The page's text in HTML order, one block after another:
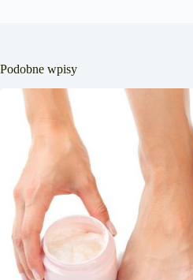
Podobne wpisy